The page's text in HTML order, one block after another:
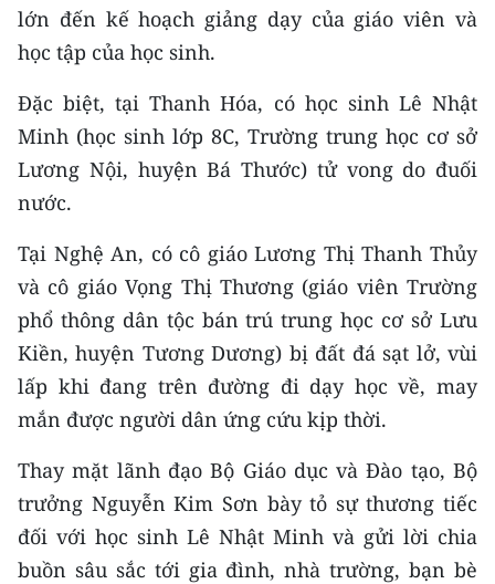
MEDIA CENTER
E-Magazine
Video
Media Chính trị
Media Kinh tế
Media Văn hóa
Media Xã hội
Media Pháp luật
Media Du lịch
Media Thế giới
Media Thể thao
Media Giáo dục
lớn đến kế hoạch giảng dạy của giáo viên và
học tập của học sinh.
Đặc biệt, tại Thanh Hóa, có học sinh Lê Nhật
Minh (học sinh lớp 8C, Trường trung học cơ sở
Lương Nội, huyện Bá Thước) tử vong do đuối
nước.
Tại Nghệ An, có cô giáo Lương Thị Thanh Thủy
và cô giáo Vọng Thị Thương (giáo viên Trường
phổ thông dân tộc bán trú trung học cơ sở Lưu
Kiền, huyện Tương Dương) bị đất đá sạt lở, vùi
lấp khi đang trên đường đi dạy học về, may
mắn được người dân ứng cứu kịp thời.
Thay mặt lãnh đạo Bộ Giáo dục và Đào tạo, Bộ
trưởng Nguyễn Kim Sơn bày tỏ sự thương tiếc
đối với học sinh Lê Nhật Minh và gửi lời chia
buồn sâu sắc tới gia đình, nhà trường, bạn bè